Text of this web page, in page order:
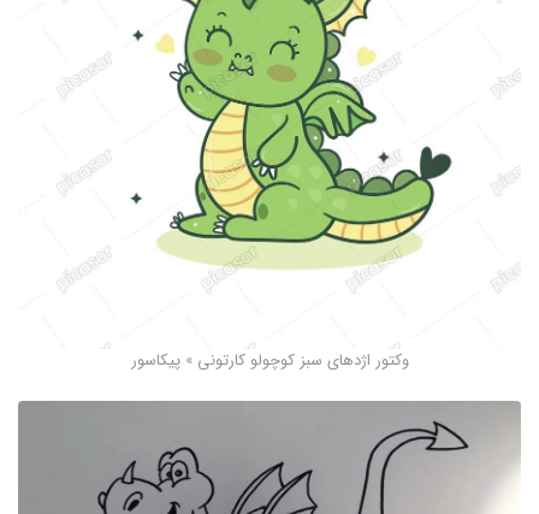
وکتور اژدهای سبز کوچولو کارتونی » پیکاسور